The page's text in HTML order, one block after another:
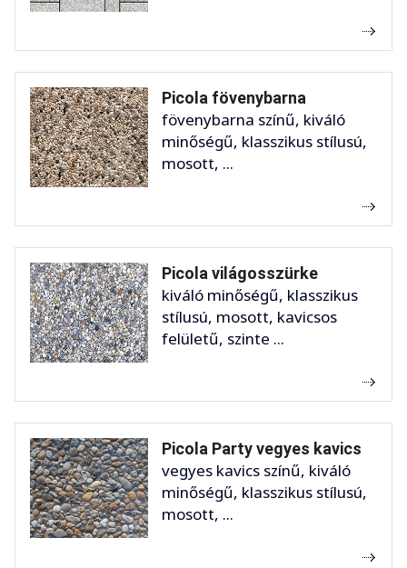
Picola fövenybarna
fövenybarna színű, kiváló
minőségű, klasszikus stílusú,
mosott, ...
Picola világosszürke
kiváló minőségű, klasszikus
stílusú, mosott, kavicsos
felületű, szinte ...
Picola Party vegyes kavics
vegyes kavics színű, kiváló
minőségű, klasszikus stílusú,
mosott, ...